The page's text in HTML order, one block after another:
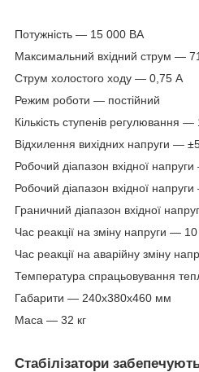
Потужність — 15 000 ВА
Максимальний вхідний струм —
Струм холостого ходу — 0,75 А
Режим роботи — постійний
Кількість ступенів регулювання —
Відхилення вихідних напруги —
Робочий діапазон вхідної
Робочий діапазон вхідної
Граничний діапазон вхідної
Час реакції на зміну напруги —
Час реакції на аварійну зміну
Температура спрацьовування
Габарити — 240х380х460 мм
Маса — 32 кг
Стабілізатори